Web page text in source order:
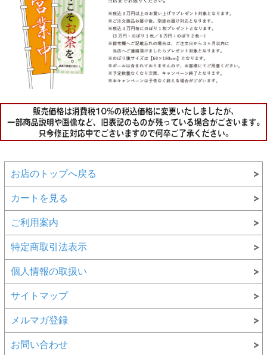
お店のトップへ戻る
カートを見る
ご利用案内
特定商取引法表示
個人情報の取扱い
サイトマップ
メルマガ登録
お問い合わせ